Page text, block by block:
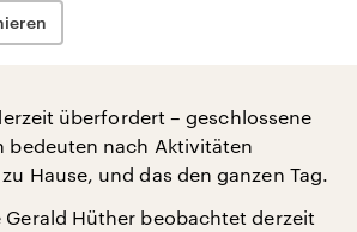
überfordert – geschlossene
bedeuten nach Aktivitäten
Hause, und das den ganzen Tag.
Gerald Hüther beobachtet derzeit